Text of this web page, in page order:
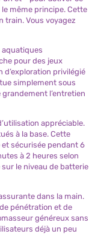
le même principe. Cette
train. Vous voyagez
pour des jeux
d’exploration privilégié
simplement sous
l’entretien
appréciable.
à la base. Cette
sécurisée pendant 6
à 2 heures selon
le niveau de batterie
dans la main.
pénétration et de
généreux sans
déjà un peu